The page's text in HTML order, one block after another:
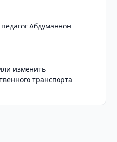
Абдуманнон
изменить
транспорта